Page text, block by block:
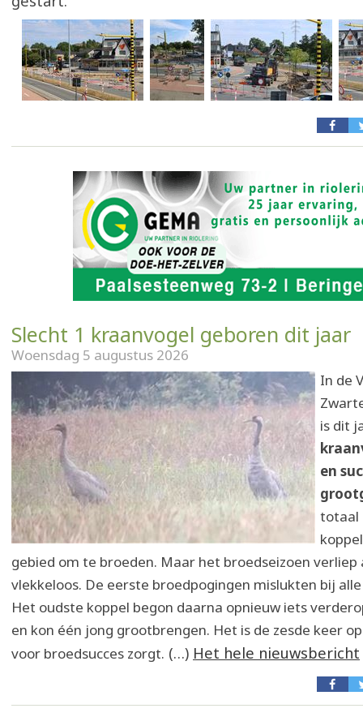
Slecht 1 kraanvogel geboren dit jaar
Woensdag 5 augustus 2026
In de
is dit
en
totaal
gebied om te broeden. Maar het broedseizoen verliep
vlekkeloos. De eerste broedpogingen mislukten bij
Het oudste koppel begon daarna opnieuw iets
en kon één jong grootbrengen. Het is de zesde keer
voor broedsucces zorgt. (…) Het hele nieuwsbericht